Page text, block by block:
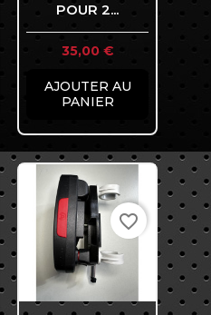
POUR 2...
Prix
35,00 €
AJOUTER AU
PANIER
favorite_border